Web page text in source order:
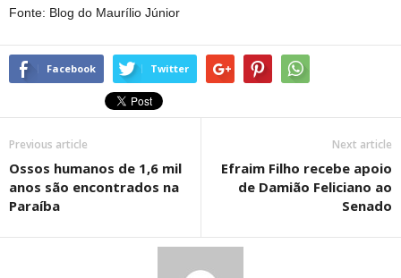
Fonte: Blog do Maurílio Júnior
Facebook Twitter
Previous article
Ossos humanos de 1,6 mil
anos são encontrados na
Paraíba
Next article
Efraim Filho recebe apoio
de Damião Feliciano ao
Senado